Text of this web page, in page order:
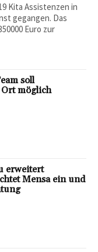
Kita Assistenzen in
gegangen. Das
Euro zur
soll
möglich
erweitert
Mensa ein und